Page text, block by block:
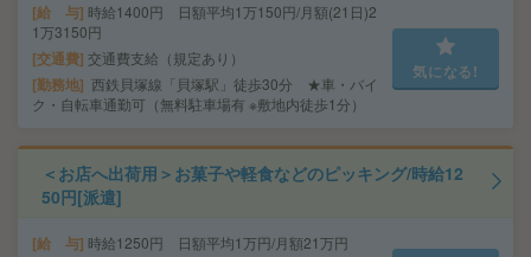
給 与 時給1400円 日額平均1万150円/月額(21日)2
1万3150円
交通費 交通費支給（規定あり）
勤務地 西鉄貝塚線「貝塚駅」徒歩30分 ★車・バイ
ク・自転車通勤可（無料駐車場有 ※敷地内徒歩1分）
気になる!
＜お店へ出荷用＞お菓子や軽食などのピッキング/時給12
50円[派遣]
給 与 時給1250円 日額平均1万円/月額21万円